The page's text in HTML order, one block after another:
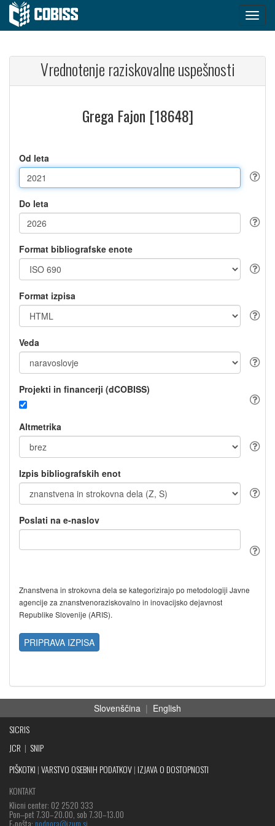
Vrednotenje raziskovalne uspešnosti
Grega Fajon [18648]
Od leta
Do leta
Format bibliografske enote
Format izpisa
Veda
Projekti in financerji (dCOBISS)
Altmetrika
Izpis bibliografskih enot
Poslati na e-naslov
Znanstvena in strokovna dela se kategorizirajo po metodologiji Javne
agencije za znanstvenoraziskovalno in inovacijsko dejavnost
Republike Slovenije (ARIS).
PRIPRAVA IZPISA
Slovenščina | English
SICRIS
JCR | SNIP
PIŠKOTKI |VARSTVO OSEBNIH PODATKOV| IZJAVA O DOSTOPNOSTI
KONTAKT
Klicni center: 02 2520 333
Pon‒pet 7.30–20.00, sob 7.30–13.00
E-pošta: podpora@izum.si